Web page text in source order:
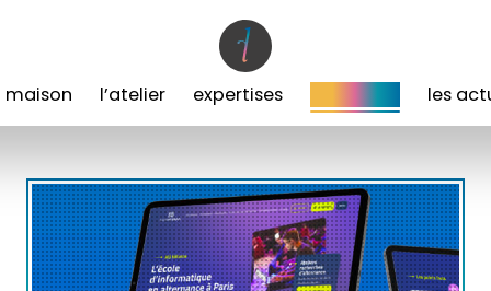
maison l’atelier expertises les